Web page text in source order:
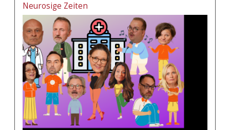
Neurosige Zeiten